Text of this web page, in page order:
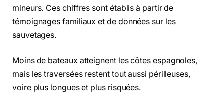
mineurs. Ces chiffres sont établis à partir de
témoignages familiaux et de données sur les
sauvetages.
Moins de bateaux atteignent les côtes espagnoles,
mais les traversées restent tout aussi périlleuses,
voire plus longues et plus risquées.